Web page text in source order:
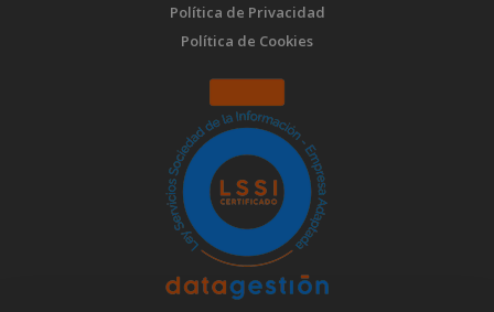
Política de Privacidad
Política de Cookies